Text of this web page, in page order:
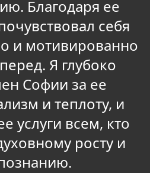
Благодаря ее
себя
и мотивированно
Я глубоко
Софии за ее
и теплоту, и
услуги всем, кто
росту и